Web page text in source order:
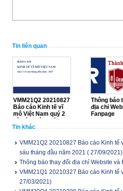
Tin liên quan
VMM21Q2 20210827
Báo cáo Kinh tế vĩ
mô Việt Nam quý 2
năm 2021
Thông báo
địa chỉ
Fanpage
Tin khác
VMM21Q2 20210827 Báo cáo Kinh tế
sáu tháng đầu năm 2021 ( 27/09/2021)
Thông báo thay đổi địa chỉ Website và
VMM21Q1 20210327 Báo cáo Kinh tế
27/03/2021)